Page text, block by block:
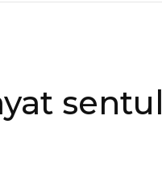
sentul